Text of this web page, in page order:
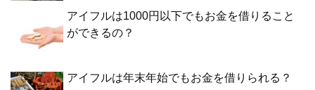
アイフルは1000円以下でもお金を借りること
ができるの？
アイフルは年末年始でもお金を借りられる？